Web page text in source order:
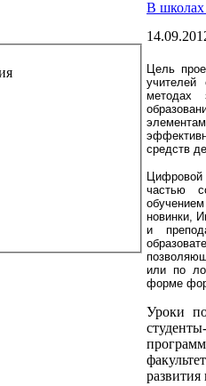
В школах
Цель
учителей
методах
средств
частью
новинки,
и
или по
форме
Уроки
развития